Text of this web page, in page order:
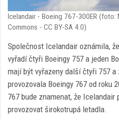
Icelandair - Boeing 767-300ER
Commons - CC BY-SA 4.0)
Společnost Icelandair oznámila,
vyřadí čtyři Boeingy 757 a jeden
mají být vyřazeny další čtyři 757
provozovala Boeingy 767 od roku
767 bude znamenat, že
provozovat širokotrupá letadla.